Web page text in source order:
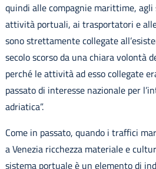
quindi alle compagnie marittime,
attività portuali, ai trasportatori e
sono strettamente collegate
secolo scorso da una chiara volontà
perché le attività ad esso collegate
passato di interesse nazionale per
adriatica”.
Come in passato, quando i traffici
a Venezia ricchezza materiale e
sistema portuale è un elemento di